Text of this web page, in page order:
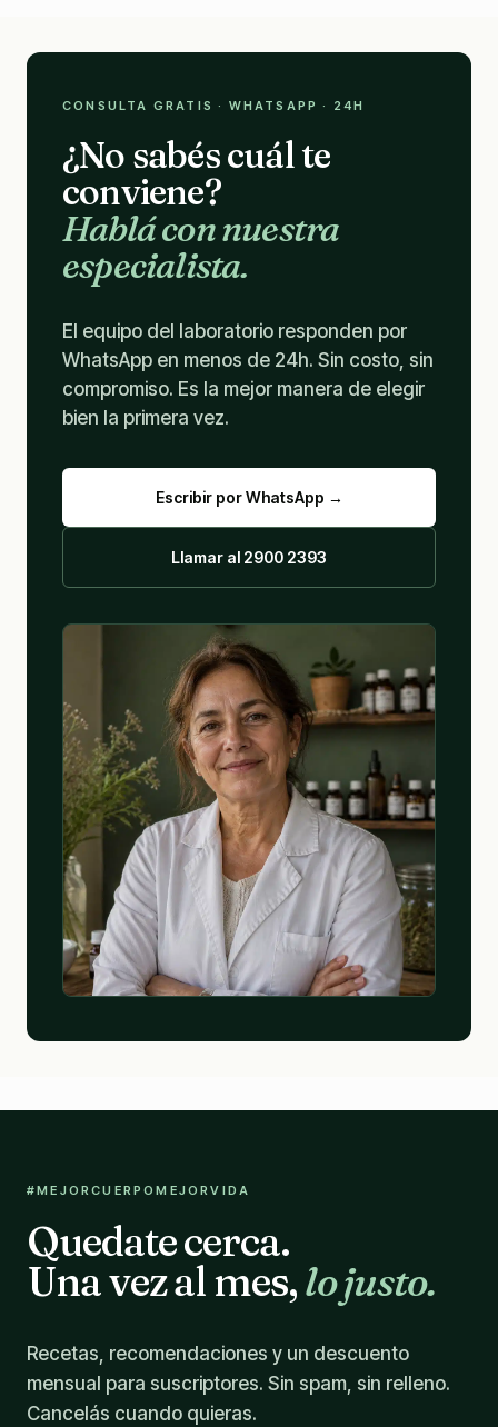
CONSULTA GRATIS · WHATSAPP · 24H
¿No sabés cuál te
conviene?
Hablá con nuestra
especialista.
El equipo del laboratorio responden por
WhatsApp en menos de 24h. Sin costo, sin
compromiso. Es la mejor manera de elegir
bien la primera vez.
Escribir por WhatsApp →
Llamar al 2900 2393
#MEJORCUERPOMEJORVIDA
Quedate cerca.
Una vez al mes,lo justo.
Recetas, recomendaciones y un descuento
mensual para suscriptores. Sin spam, sin relleno.
Cancelás cuando quieras.